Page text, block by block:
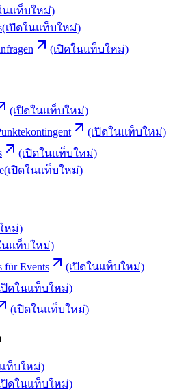
นแท็บใหม่)
(เปิดในแท็บใหม่)
(เปิดในแท็บใหม่)
(เปิดในแท็บใหม่)
(เปิดในแท็บใหม่)
(เปิดในแท็บใหม่)
(เปิดในแท็บใหม่)
หม่)
นแท็บใหม่)
für Events
(เปิดในแท็บใหม่)
ปิดในแท็บใหม่)
(เปิดในแท็บใหม่)
ท็บใหม่)
ปิดในแท็บใหม่)